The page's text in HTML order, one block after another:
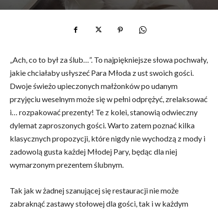
„Ach, co to był za ślub…”. To najpiękniejsze słowa pochwały,
jakie chciałaby usłyszeć Para Młoda z ust swoich gości.
Dwoje świeżo upieczonych małżonków po udanym
przyjęciu weselnym może się w pełni odprężyć, zrelaksować
i… rozpakować prezenty! Te z kolei, stanowią odwieczny
dylemat zaproszonych gości. Warto zatem poznać kilka
klasycznych propozycji, które nigdy nie wychodzą z mody i
zadowolą gusta każdej Młodej Pary, będąc dla niej
wymarzonym prezentem ślubnym.
Tak jak w żadnej szanującej się restauracji nie może
zabraknąć zastawy stołowej dla gości, tak i w każdym